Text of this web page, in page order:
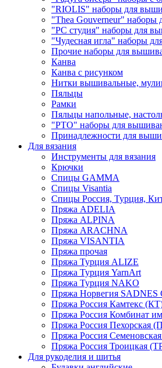
"RIOLIS" наборы для
"Thea Gouverneur" наборы
"РС студия" наборы для
"Чудесная игла" наборы
Прочие наборы для
Канва
Канва с рисунком
Нитки вышивальные,
Пяльцы
Рамки
Пяльцы напольные,
"РТО" наборы для
Принадлежности для
Для вязания
Инструменты для вязания
Крючки
Спицы GAMMA
Спицы Visantia
Спицы Россия, Турция,
Пряжа ADELIA
Пряжа ALPINA
Пряжа ARACHNA
Пряжа VISANTIA
Пряжа прочая
Пряжа Турция ALIZE
Пряжа Турция YarnArt
Пряжа Турция NAKO
Пряжа Норвегия SADNES
Пряжа Россия Камтекс
Пряжа Россия Комбинат
Пряжа Россия Пехорская
Пряжа Россия
Пряжа Россия Троицкая
Для рукоделия и шитья